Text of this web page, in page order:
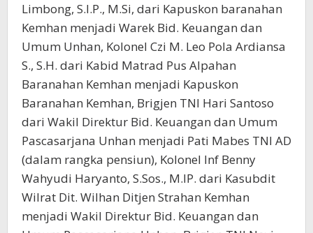
Limbong, S.I.P., M.Si, dari Kapuskon baranahan
Kemhan menjadi Warek Bid. Keuangan dan
Umum Unhan, Kolonel Czi M. Leo Pola Ardiansa
S., S.H. dari Kabid Matrad Pus Alpahan
Baranahan Kemhan menjadi Kapuskon
Baranahan Kemhan, Brigjen TNI Hari Santoso
dari Wakil Direktur Bid. Keuangan dan Umum
Pascasarjana Unhan menjadi Pati Mabes TNI AD
(dalam rangka pensiun), Kolonel Inf Benny
Wahyudi Haryanto, S.Sos., M.IP. dari Kasubdit
Wilrat Dit. Wilhan Ditjen Strahan Kemhan
menjadi Wakil Direktur Bid. Keuangan dan